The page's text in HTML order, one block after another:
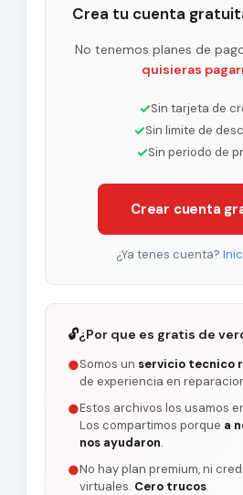
Crea tu cuenta
No tenemos planes de
quisieras
✓Sin tarjeta de
✓Sin limite de
✓Sin periodo de
Crear cuenta
¿Ya tenes cuenta?
🔓¿Por que es gratis de
●Somos un servicio tecnico
de experiencia en
●Estos archivos los usamos
Los compartimos porque a
nos ayudaron.
●No hay plan premium, ni
virtuales. Cero trucos.